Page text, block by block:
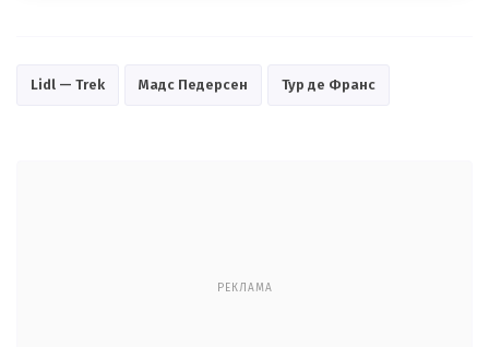
Lidl — Trek Мадс Педерсен Тур де Франс
РЕКЛАМА